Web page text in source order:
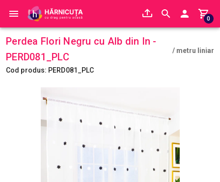
0
Perdea Flori Negru cu Alb din In -
PERD081_PLC
Cod produs: PERD081_PLC
/ metru liniar